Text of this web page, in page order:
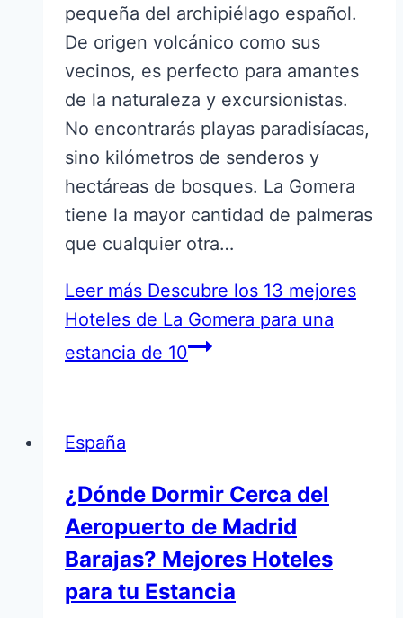
pequeña del archipiélago español.
De origen volcánico como sus
vecinos, es perfecto para amantes
de la naturaleza y excursionistas.
No encontrarás playas paradisíacas,
sino kilómetros de senderos y
hectáreas de bosques. La Gomera
tiene la mayor cantidad de palmeras
que cualquier otra…
Leer más Descubre los 13 mejores
Hoteles de La Gomera para una
estancia de 10
España
¿Dónde Dormir Cerca del
Aeropuerto de Madrid
Barajas? Mejores Hoteles
para tu Estancia